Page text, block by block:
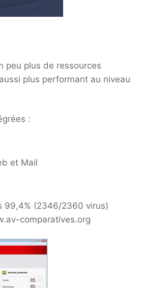
peu plus de ressources
plus performant au niveau
:
et Mail
99,4% (2346/2360 virus)
comparatives.org